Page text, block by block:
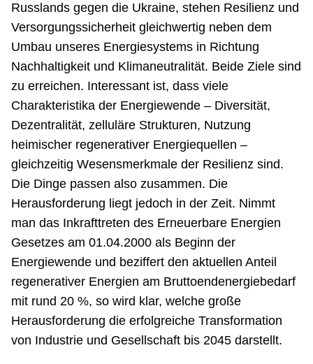
Russlands gegen die Ukraine, stehen Resilienz und
Versorgungssicherheit gleichwertig neben dem
Umbau unseres Energiesystems in Richtung
Nachhaltigkeit und Klimaneutralität. Beide Ziele sind
zu erreichen. Interessant ist, dass viele
Charakteristika der Energiewende – Diversität,
Dezentralität, zelluläre Strukturen, Nutzung
heimischer regenerativer Energiequellen –
gleichzeitig Wesensmerkmale der Resilienz sind.
Die Dinge passen also zusammen. Die
Herausforderung liegt jedoch in der Zeit. Nimmt
man das Inkrafttreten des Erneuerbare Energien
Gesetzes am 01.04.2000 als Beginn der
Energiewende und beziffert den aktuellen Anteil
regenerativer Energien am Bruttoendenergiebedarf
mit rund 20 %, so wird klar, welche große
Herausforderung die erfolgreiche Transformation
von Industrie und Gesellschaft bis 2045 darstellt.